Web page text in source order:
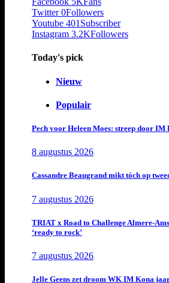
Twitter 0Followers
Youtube 401 Subscriber
Instagram 3.2KFollowers
Today's pick
Nieuw
Populair
Pech voor Heleen Moes: streep door
8 augustus 2026
Cassandre Beaugrand mikt tóch op
7 augustus 2026
TRIAT x Road to Challenge Almere-
‘ready to rock’
7 augustus 2026
Jelle Geens zet droom WK IM Kona